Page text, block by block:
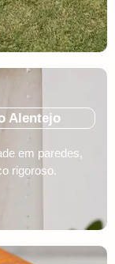
Alentejo
em paredes,
rigoroso.